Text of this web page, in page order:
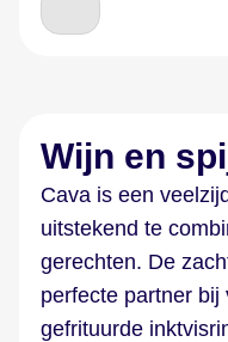
Wijn en
Cava is een
uitstekend te
gerechten. De
perfecte partner
gefrituurde